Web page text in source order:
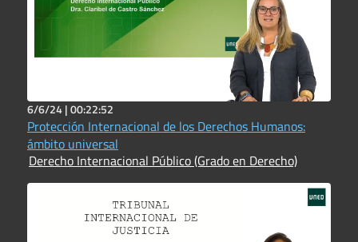
6/6/24 |00:22:52
Protección Internacional de los Derechos Humanos:
ámbito universal
Derecho Internacional Público (Grado en Derecho)